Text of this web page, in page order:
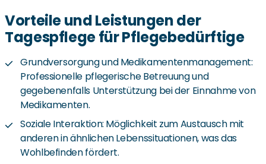
Vorteile und Leistungen der
Tagespflege für Pflegebedürftige
Grundversorgung und Medikamentenmanagement:
Professionelle pflegerische Betreuung und
gegebenenfalls Unterstützung bei der Einnahme von
Medikamenten.
Soziale Interaktion: Möglichkeit zum Austausch mit
anderen in ähnlichen Lebenssituationen, was das
Wohlbefinden fördert.